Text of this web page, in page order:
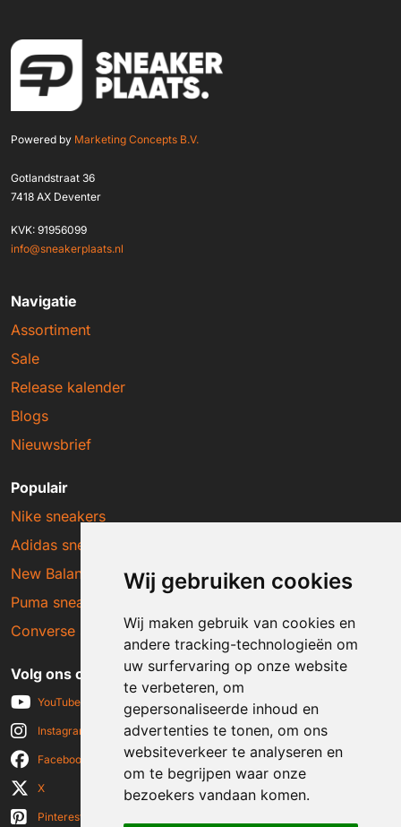
Wij gebruiken cookies
Wij maken gebruik van cookies en
andere tracking-technologieën om
uw surfervaring op onze website
te verbeteren, om
gepersonaliseerde inhoud en
advertenties te tonen, om ons
websiteverkeer te analyseren en
om te begrijpen waar onze
bezoekers vandaan komen.
Powered by Marketing Concepts B.V.
Gotlandstraat 36
7418 AX Deventer
KVK: 91956099
info@sneakerplaats.nl
Navigatie
Assortiment
Sale
Release kalender
Blogs
Nieuwsbrief
Populair
Nike sneakers
Adidas sneakers
New Balance sneakers
Puma sneakers
Converse sneakers
Volg ons op social media
YouTube
Instagram
Facebook
X
Pinterest